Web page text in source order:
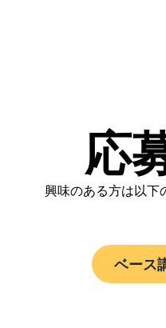
応
興味のある方は以下
ベース